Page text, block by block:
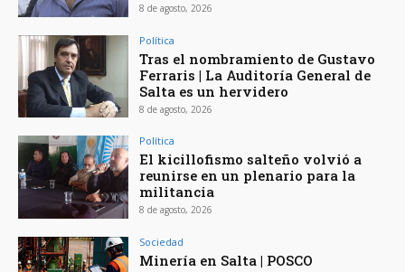
8 de agosto, 2026
Política
Tras el nombramiento de Gustavo
Ferraris | La Auditoría General de
Salta es un hervidero
8 de agosto, 2026
Política
El kicillofismo salteño volvió a
reunirse en un plenario para la
militancia
8 de agosto, 2026
Sociedad
Minería en Salta | POSCO